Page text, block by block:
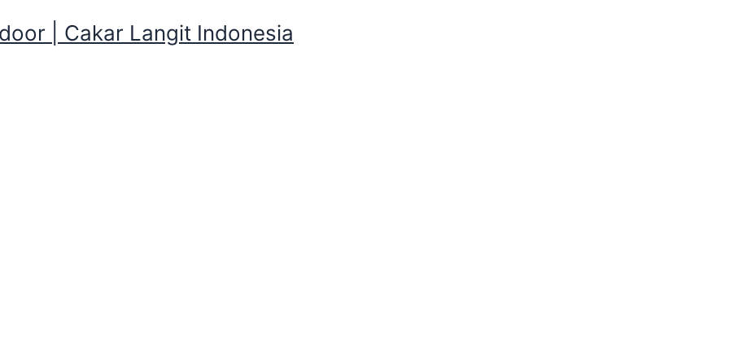
| Cakar Langit Indonesia
dan Perlengkapan Kemping
Nesting, santai di Cakarlangit Indonesia tersedia jumlah Banyak. Apapun yang berhubungan dengan alat